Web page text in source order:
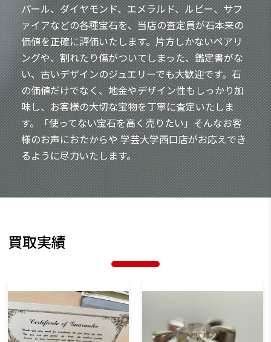
パール、ダイヤモンド、エメラルド、ルビー、サフ
ァイアなどの各種宝石を、当店の査定員が石本来の
価値を正確に評価いたします。片方しかないペアリ
ングや、割れたり傷がついてしまった、鑑定書がな
い、古いデザインのジュエリーでも大歓迎です。石
の価値だけでなく、地金やデザイン性もしっかり加
味し、お客様の大切な宝物を丁寧に査定いたしま
す。「使ってない宝石を高く売りたい」そんなお客
様のお声におたからや 学芸大学西口店がお応えでき
るように尽力いたします。
買取実績